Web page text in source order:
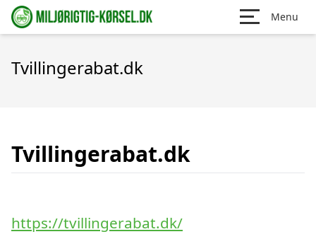
Menu
Tvillingerabat.dk
Tvillingerabat.dk
https://tvillingerabat.dk/